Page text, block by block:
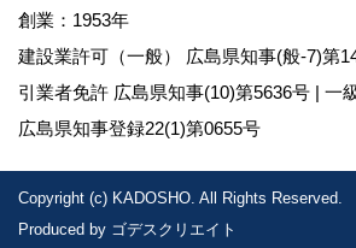
創業：1953年
建設業許可（一般） 広島県知事(般-7)第
引業者免許 広島県知事(10)第5636号 | 一
広島県知事登録22(1)第0655号
Copyright (c) KADOSHO. All Rights Reserved.
Produced by ゴデスクリエイト